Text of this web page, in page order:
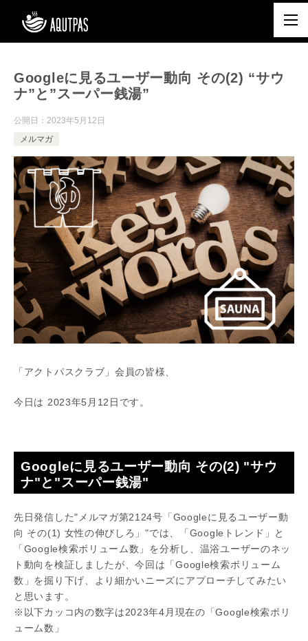
Googleに見るユーザー動向 その(2) “サウ
ナ”と”スーパー銭湯”
公開日： 2023年5月12日
メルマガ
「アクトパスクラブ」会員の皆様、
今日は 2023年5月12日です。
Googleに見るユーザー動向 その(2) "サウ
ナ"と"スーパー銭湯"
先日発信した"メルマガ第2124号「Googleに見るユーザー動
向 その(1) 女性の伸びしろ」"では、「Googleトレンド」と
「Google検索ボリューム数」を分析し、温浴ユーザーのネッ
ト動向を検証しましたが、今回は「Google検索ボリューム
数」を掘り下げ、より細かいニーズにアプローチしてみたい
と思います。
※以下カッコ内の数字は2023年4月現在の「Google検索ボリ
ューム数」